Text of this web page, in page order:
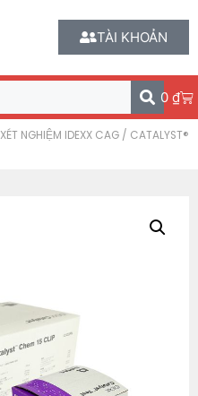
TÀI KHOẢN
0 ₫
XÉT NGHIỆM IDEXX CAG / CATALYST®